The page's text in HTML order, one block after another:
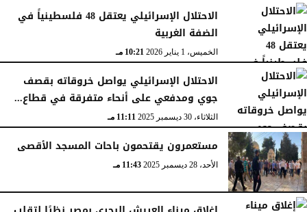
الجمعة، 16 يناير 2026
الاحتلال الإسرائيلي يعتقل 48 فلسطينياً في
الضفة الغربية
الخميس، 1 يناير 2026 10:21 مـ
الاحتلال الإسرائيلي يواصل خروقاته بقصف
جوي ومدفعي على أنحاء متفرقة في قطاع...
الثلاثاء، 30 ديسمبر 2025 11:11 مـ
مستعمرون يقتحمون باحات المسجد الأقصى
الأحد، 28 ديسمبر 2025 11:43 مـ